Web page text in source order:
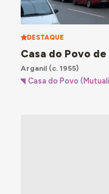
DESTAQUE
Casa do Povo
Arganil(c. 1955)
Casa do Povo